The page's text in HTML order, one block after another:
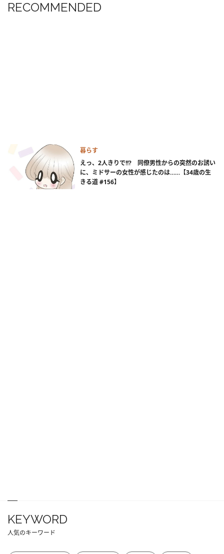
RECOMMENDED
暮らす
えっ、2人きりで!!? 同僚男性からの突然のお誘い
に、ミドサーの女性が感じたのは……【34歳の生
きる道 #156】
KEYWORD
人気のキーワード